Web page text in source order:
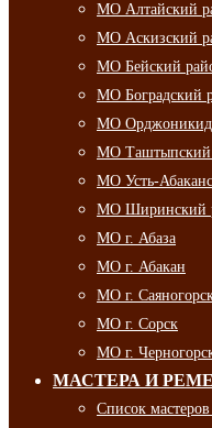
МО Алтайский
МО Аскизский
МО Бейский
МО Боградский
МО
МО Таштыпский
МО Усть-
МО Ширинский
МО г. Абаза
МО г. Абакан
МО г.
МО г. Сорск
МО г.
МАСТЕРА И
Список